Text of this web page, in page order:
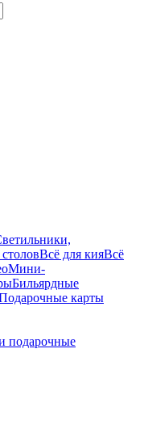
Всё для кияВсё
Мини-
Бильярдные
карты
подарочные